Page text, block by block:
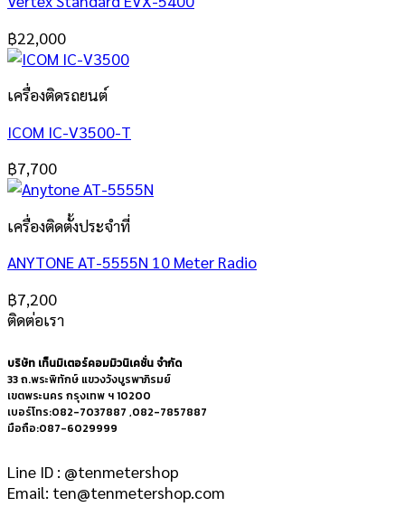
฿22,000
เครื่องติดรถยนต์
ICOM IC-V3500-T
฿7,700
เครื่องติดตั้งประจำที่
ANYTONE AT-5555N 10 Meter Radio
฿7,200
ติดต่อเรา
บริษัท เท็นมิเตอร์คอมมิวนิเคชั่น จำกัด
33 ถ.พระพิทักษ์ แขวงวังบูรพาภิรมย์
เขตพระนคร กรุงเทพ ฯ 10200
เบอร์โทร:082-7037887 ,082-7857887
มือถือ:087-6029999
Line ID : @tenmetershop
Email: ten@tenmetershop.com